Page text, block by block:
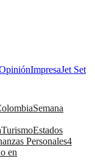
ImpresaJet Set
Semana
TurismoEstados
Personales4
en